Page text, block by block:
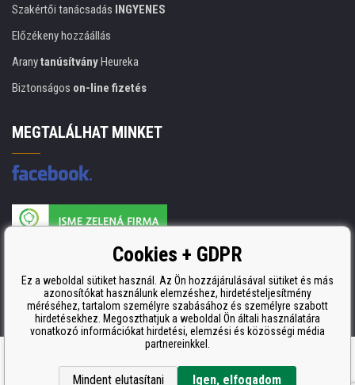
Szakértői tanácsadás INGYENES
Előzékeny hozzáállás
AranytanúsítványHeureka
Biztonságos on-line fizetés
MEGTALÁLHAT MINKET
A nyomtatási kellékek gyártója ISO 9001 tanúsítvánnyal rendelkezik
ISO 9001, ISO 14001 és STMC.
Ecommerce solutionsBINARGON.cz
Cookies + GDPR
Ez a weboldal sütiket használ. Az Ön hozzájárulásával sütiket és más
azonosítókat használunk elemzéshez, hirdetésteljesítmény
méréséhez, tartalom személyre szabásához és személyre szabott
hirdetésekhez. Megoszthatjuk a weboldal Ön általi használatára
vonatkozó információkat hirdetési, elemzési és közösségi média
partnereinkkel.
Mindent elutasítani Igen, elfogadom